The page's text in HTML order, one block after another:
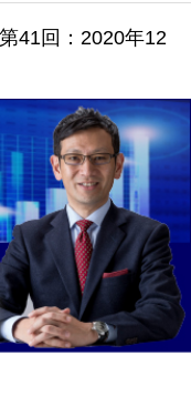
41回：2020年12